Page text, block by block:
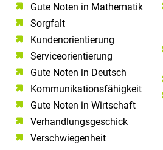
Gute Noten in Mathematik​
Sorgfalt​
Kundenorientierung​
Serviceorientierung​
Gute Noten in Deutsch​
Kommunikationsfähigkeit​
Gute Noten in Wirtschaft
Verhandlungsgeschick
Verschwiegenheit